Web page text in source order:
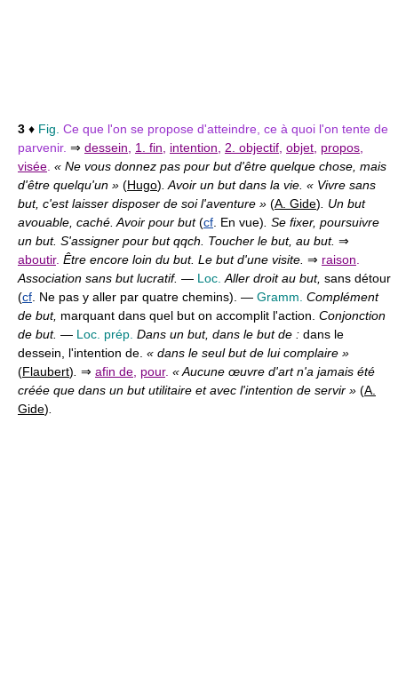
3 ♦ Fig. Ce que l'on se propose d'atteindre, ce à quoi l'on tente de
parvenir. ⇒ dessein 1. fin intention 2. objectif objet propos
visée « Ne vous donnez pas pour but d'être quelque chose, mais
d'être quelqu'un » (Hugo) . Avoir un but dans la vie. « Vivre sans
but, c'est laisser disposer de soi l'aventure » (A. Gide) . Un but
avouable, caché. Avoir pour but(cf . En vue) . Se fixer, poursuivre
un but. S'assigner pour but qqch. Toucher le but, au but. ⇒
aboutir. Être encore loin du but. Le but d'une visite. ⇒ raison
Association sans but lucratif. — Loc. Aller droit au but, sans détour
(cf . Ne pas y aller par quatre chemins). — Gramm. Complément
de but, marquant dans quel but on accomplit l'action. Conjonction
de but. — Loc. prép. Dans un but, dans le but de : dans le
dessein, l'intention de. « dans le seul but de lui complaire »
(Flaubert) ⇒ afin de pour. « Aucune œuvre d'art n'a jamais été
créée que dans un but utilitaire et avec l'intention de servir » (A.
Gide)